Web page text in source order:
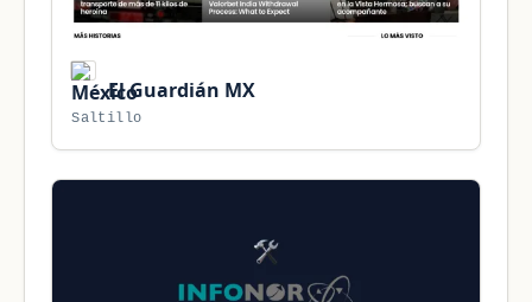
El Guardián MX
Saltillo